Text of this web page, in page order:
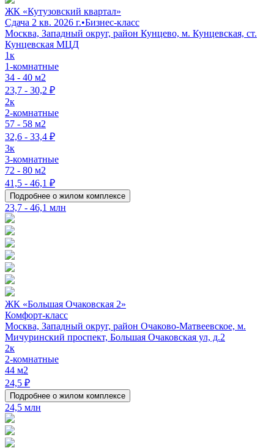
ЖК «Кутузовский квартал»
Сдача 2 кв. 2026 г.•Бизнес-класс
Москва, Западный округ, район Кунцево, м. Кунцевская, ст.
Кунцевская МЦД
1к
1-комнатные
34 - 40 м2
23,7 - 30,2 ₽
2к
2-комнатные
57 - 58 м2
32,6 - 33,4 ₽
3к
3-комнатные
72 - 80 м2
41,5 - 46,1 ₽
Подробнее о жилом комплексе
23,7 - 46,1 млн
ЖК «Большая Очаковская 2»
Комфорт-класс
Москва, Западный округ, район Очаково-Матвеевское, м.
Мичуринский проспект, Большая Очаковская ул, д.2
2к
2-комнатные
44 м2
24,5 ₽
Подробнее о жилом комплексе
24,5 млн